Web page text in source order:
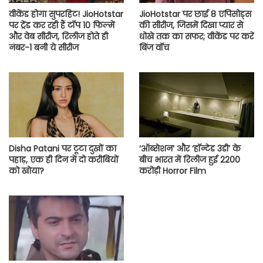
वीकेंड होगा सुपरहिट! JioHotstar
पर ट्रेंड कर रही हैं टॉप 10 फिल्में
और वेब सीरीज, रिलीज होते ही
नंबर-1 बनी ये सीरीज
JioHotstar पर छाई 8 एपिसोड्स
की सीरीज, जिसमें दिखा प्यार से
धोखे तक का सफर; वीकेंड पर करें
बिंज वॉच
Disha Patani पर टूटा दुखों का
पहाड़, एक ही दिन में दो करीबियों
को खोया?
‘ऑब्सेशन’ और ‘हॉन्टेड 3डी’ के
बीच भारत में रिलीज हुई 2200
करोड़ी Horror Film